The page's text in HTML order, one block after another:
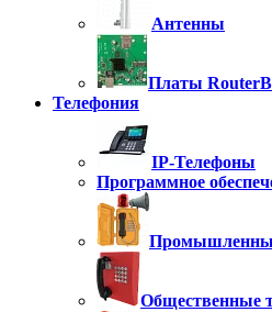
Антенны
Платы
Телефония
IP-Телефоны
Программное
Общественные